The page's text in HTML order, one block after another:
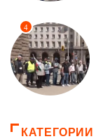
4
КАТЕГОРИИ